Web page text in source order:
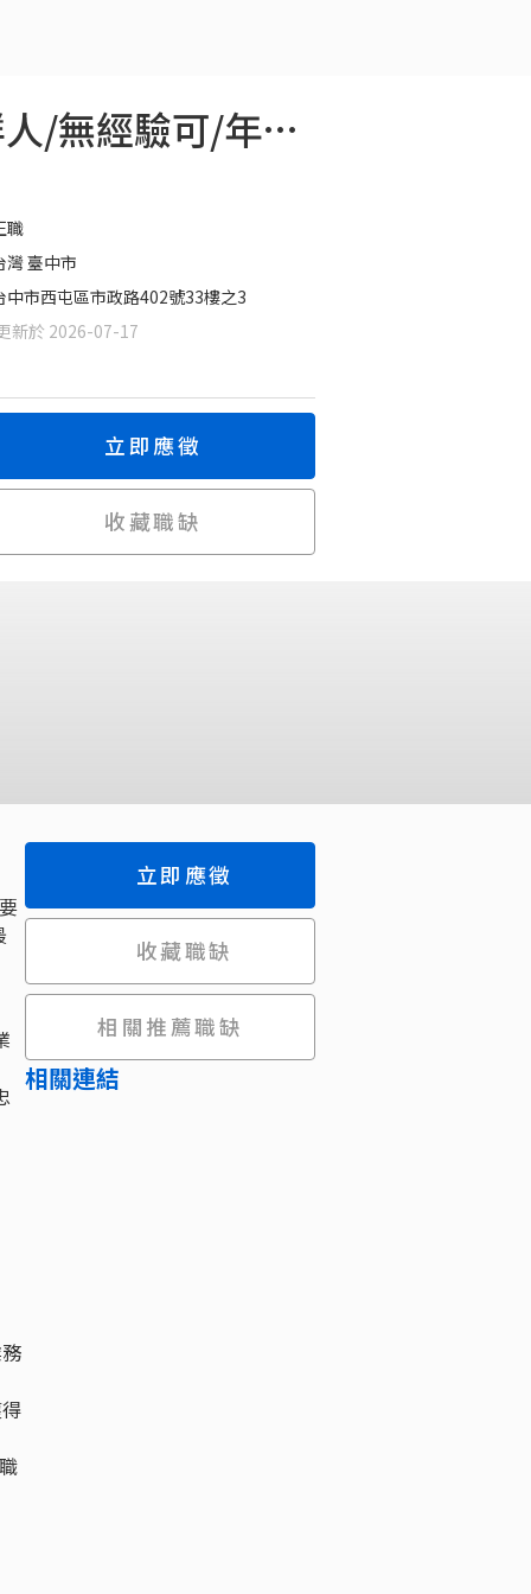
【中小企業】金融行銷業務人員（中彰）*歡迎新鮮人/無經驗可/年後轉職
職
灣 臺中市
中市西屯區市政路402號33樓之3
新於 2026-07-17
立即應徵
收藏職缺
立即應徵
收藏職缺
相關推薦職缺
相關連結